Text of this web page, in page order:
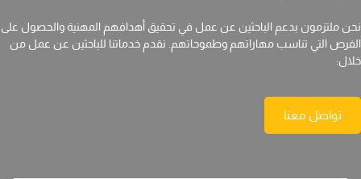
نحن ملتزمون بدعم الباحثين عن عمل في تحقيق أهدافهم المهنية والحصول على
الفرص التي تناسب مهاراتهم وطموحاتهم. نقدم خدماتنا للباحثين عن عمل من
خلال:
تواصل معنا